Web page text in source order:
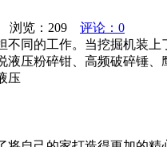
浏览： 209
评论：0
同的工作。当挖掘机装
压粉碎钳、高频破碎锤
压